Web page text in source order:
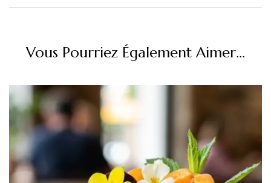
Vous Pourriez Également Aimer...